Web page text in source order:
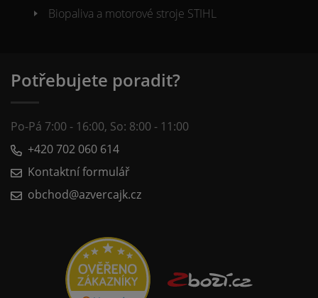
Biopaliva a motorové stroje STIHL
Potřebujete poradit?
Po-Pá 7:00 - 16:00, So: 8:00 - 11:00
+420 702 060 614
Kontaktní formulář
obchod@azvercajk.cz